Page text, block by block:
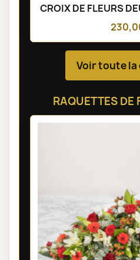
CROIX DE FLEURS
Voir toute
RAQUETTES DE